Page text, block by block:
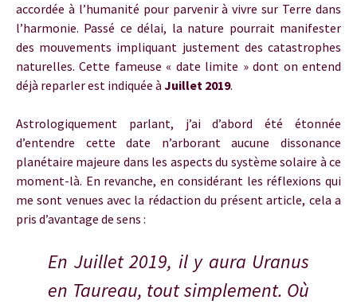
accordée à l’humanité pour parvenir à vivre sur Terre dans
l’harmonie. Passé ce délai, la nature pourrait manifester
des mouvements impliquant justement des catastrophes
naturelles. Cette fameuse « date limite » dont on entend
déjà reparler est indiquée à Juillet 2019.
Astrologiquement parlant, j’ai d’abord été étonnée
d’entendre cette date n’arborant aucune dissonance
planétaire majeure dans les aspects du système solaire à ce
moment-là. En revanche, en considérant les réflexions qui
me sont venues avec la rédaction du présent article, cela a
pris d’avantage de sens :
En Juillet 2019, il y aura Uranus
en Taureau, tout simplement. Où